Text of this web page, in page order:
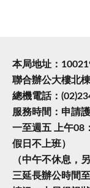
本局地址：
聯合辦公大樓北棟
總機電話：
服務時間：申請
一至週五 上午08
假日不上班）
（中午不休息，
三延長辦公時間